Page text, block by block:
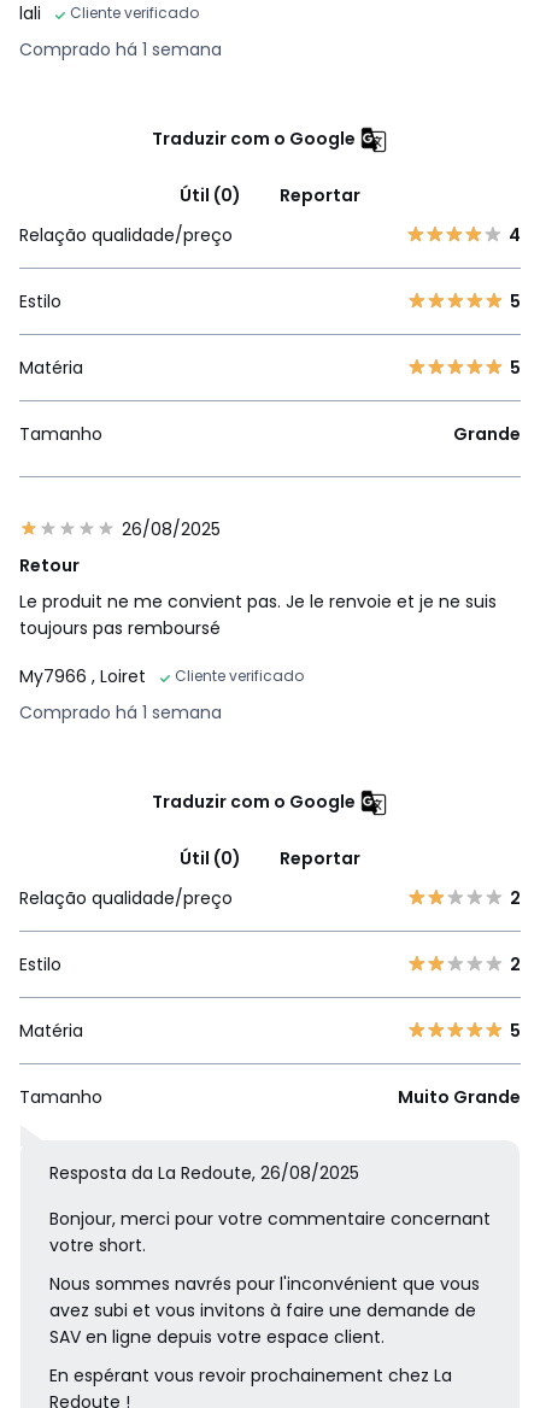
lali
Cliente verificado
Comprado há 1 semana
Traduzir com o Google
Útil (0)
Reportar
Relação qualidade/preço
4
Estilo 5
Matéria 5
Tamanho Grande
26/08/2025
Retour
Le produit ne me convient pas. Je le renvoie et je ne suis
toujours pas remboursé
My7966 , Loiret Cliente verificado
Comprado há 1 semana
Traduzir com o Google
Útil (0)
Reportar
Relação qualidade/preço
2
Estilo 2
Matéria 5
Tamanho Muito Grande
Resposta da La Redoute, 26/08/2025
Bonjour, merci pour votre commentaire concernant
votre short.
Nous sommes navrés pour l'inconvénient que vous
avez subi et vous invitons à faire une demande de
SAV en ligne depuis votre espace client.
En espérant vous revoir prochainement chez La
Redoute !